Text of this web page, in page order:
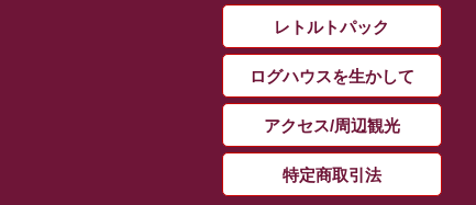
レトルトパック
ログハウスを生かして
アクセス/周辺観光
特定商取引法